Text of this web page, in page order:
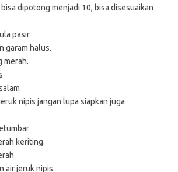
dipotong menjadi 10, bisa disesuaikan
pasir
garam halus.
merah.
nipis jangan lupa siapkan juga
keriting.
air jeruk nipis.